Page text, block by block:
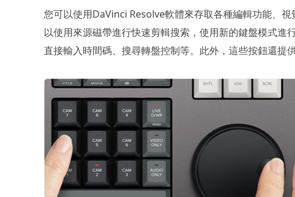
您可以使用DaVinci Resolve軟體來存取各種編輯功能、
以使用來源磁帶進行快速剪輯搜索，使用新的鍵盤模式進
直接輸入時間碼、搜尋轉盤控制等。此外，這些按鈕還提